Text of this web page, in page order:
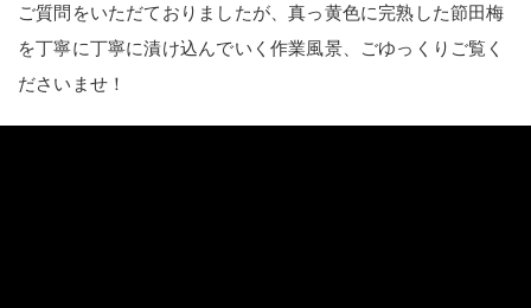
ご質問をいただておりましたが、真っ黄色に完熟した節田梅
を丁寧に丁寧に漬け込んでいく作業風景、ごゆっくりご覧く
ださいませ！